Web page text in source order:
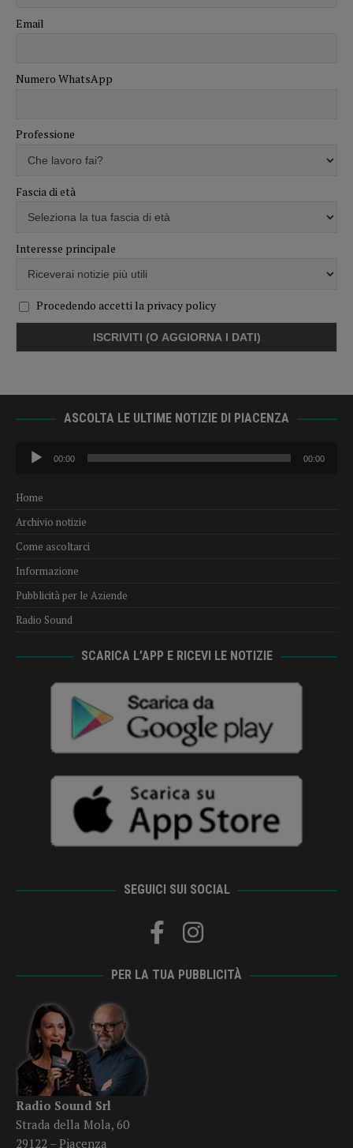
Email
Numero WhatsApp
Professione
Fascia di età
Interesse principale
Procedendo accetti la privacy policy
ASCOLTA LE ULTIME NOTIZIE DI PIACENZA
Audio
Player
00:00 00:00
Home
Archivio notizie
Come ascoltarci
Informazione
Pubblicità per le Aziende
Radio Sound
SCARICA L’APP E RICEVI LE NOTIZIE
SEGUICI SUI SOCIAL
PER LA TUA PUBBLICITÀ
Radio Sound Srl
Strada della Mola, 60
29122 – Piacenza